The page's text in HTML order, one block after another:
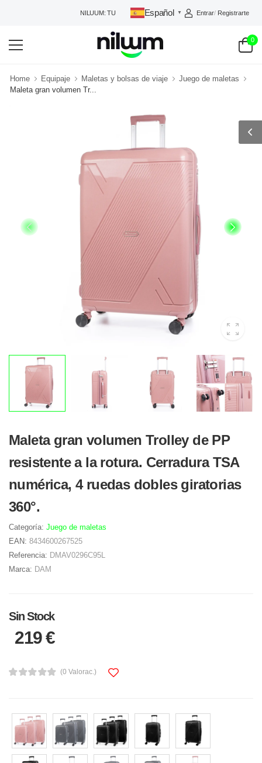
NILUUM: TU TIENDA DE CONFIANZA
Español ▼ Entrar/ Registrarte
0
Home Equipaje Maletas y bolsas de viaje
Juego de maletas
Maleta gran volumen Tr...
Maleta gran volumen Trolley de PP
resistente a la rotura. Cerradura TSA
numérica, 4 ruedas dobles giratorias
360°.
Categoría: Juego de maletas
EAN: 8434600267525
Referencia: DMAV0296C95L
Marca: DAM
Sin Stock
219 €
(0 Valorac.)